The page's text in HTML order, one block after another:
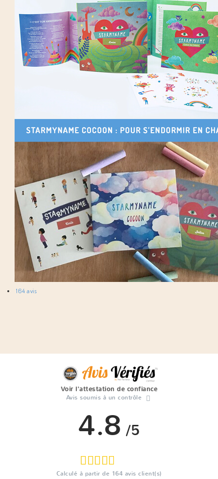
164 avis
Voir l'attestation de confiance
Avis soumis à un contrôle
4.8 /5
Calculé à partir de 164 avis client(s)